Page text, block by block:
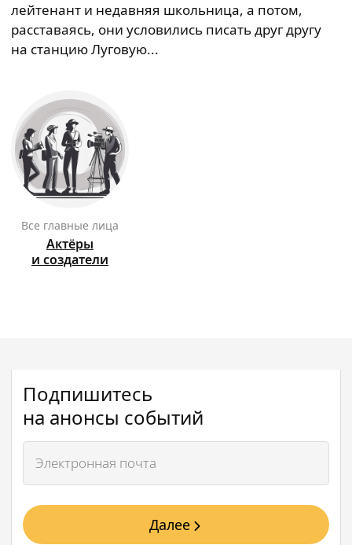
лейтенант и недавняя школьница, а потом,
расставаясь, они условились писать друг другу
на станцию Луговую...
Все главные лица
Актёры
и создатели
Подпишитесь
на анонсы событий
Далее